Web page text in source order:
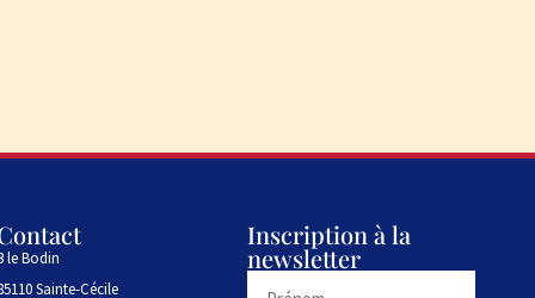
le Bodin
Sainte-Cécile
Inscription à la
newsletter